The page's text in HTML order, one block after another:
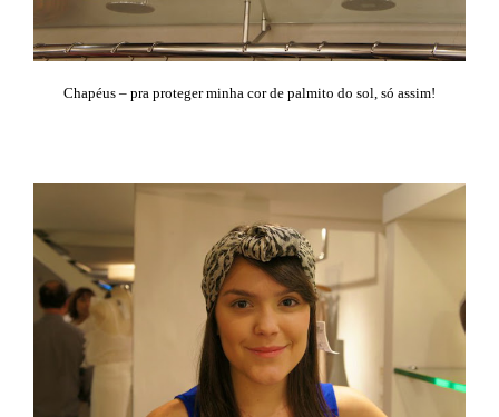
Chapéus – pra proteger minha cor de palmito do sol, só assim!